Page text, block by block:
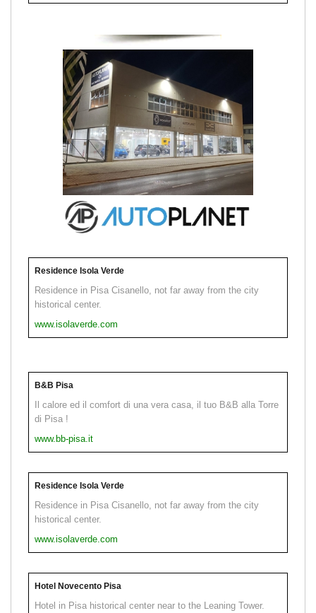
Residence Isola Verde
Residence in Pisa Cisanello, not far away from the city
historical center.
www.isolaverde.com
B&B Pisa
Il calore ed il comfort di una vera casa, il tuo B&B alla Torre
di Pisa !
www.bb-pisa.it
Residence Isola Verde
Residence in Pisa Cisanello, not far away from the city
historical center.
www.isolaverde.com
Hotel Novecento Pisa
Hotel in Pisa historical center near to the Leaning Tower.